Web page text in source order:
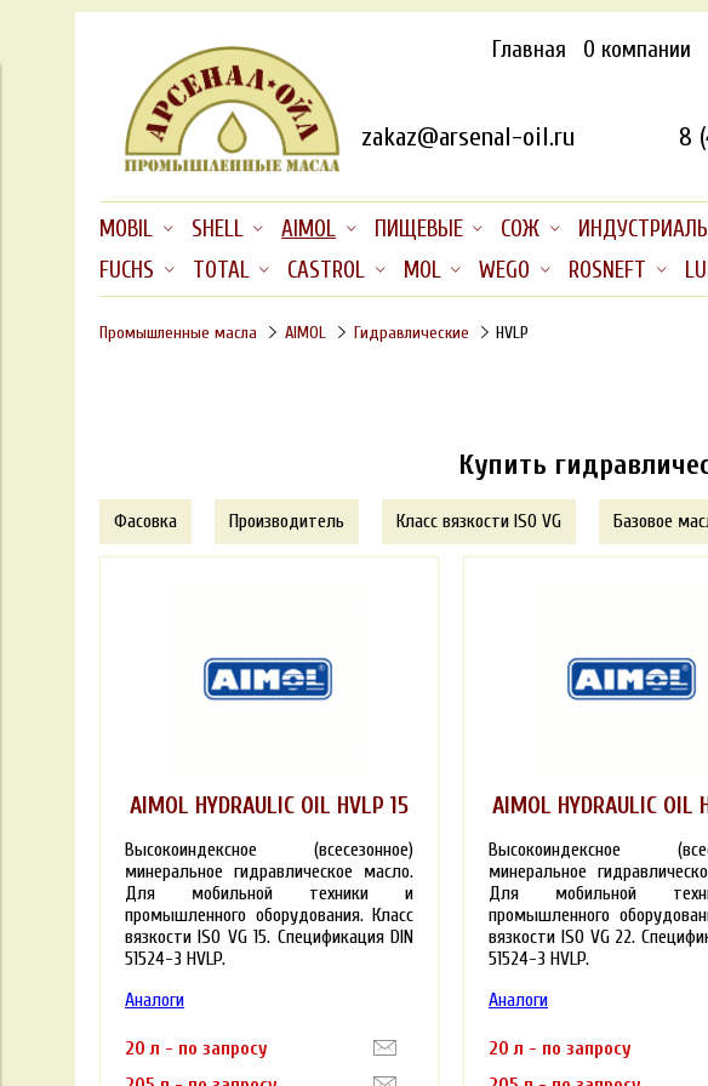
Главная О компании
zakaz@arsenal-oil.ru 8
MOBIL SHELL AIMOL ПИЩЕВЫЕ СОЖ
FUCHS
TOTAL CASTROL MOL WEGO ROSNEFT
Промышленные масла AIMOL Гидравлические HVLP
Купить
Фасовка Производитель Класс вязкости ISO VG Базовое
AIMOL HYDRAULIC OIL HVLP 15
Высокоиндексное (всесезонное)
минеральное гидравлическое масло.
Для мобильной техники и
промышленного оборудования. Класс
вязкости ISO VG 15. Спецификация DIN
51524-3 HVLP.
Аналоги
20 л - по запросу
AIMOL HYDRAULIC OIL
Высокоиндексное
минеральное
Для мобильной
промышленного
вязкости ISO VG 22.
51524-3 HVLP.
Аналоги
20 л - по запросу